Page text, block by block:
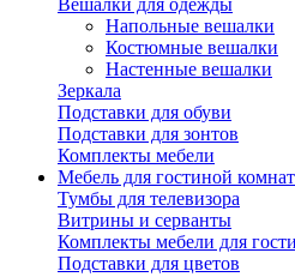
Вешалки для одежды
Напольные вешалки
Костюмные вешалки
Настенные вешалки
Зеркала
Подставки для обуви
Подставки для зонтов
Комплекты мебели
Мебель для гостиной
Тумбы для телевизора
Витрины и серванты
Комплекты мебели для
Подставки для цветов